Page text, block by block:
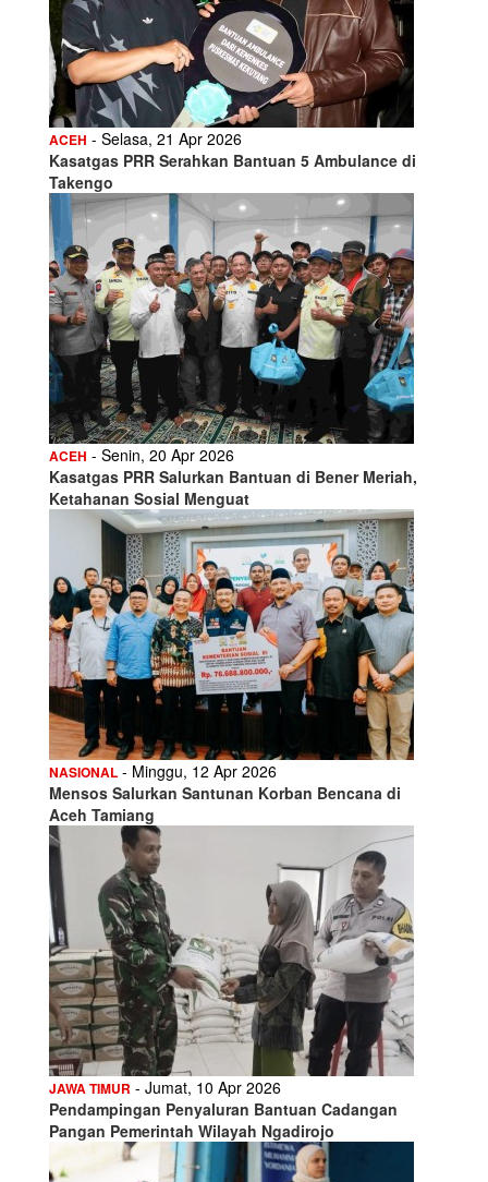
ACEH - Selasa, 21 Apr 2026
Kasatgas PRR Serahkan Bantuan 5 Ambulance di
Takengo
ACEH - Senin, 20 Apr 2026
Kasatgas PRR Salurkan Bantuan di Bener Meriah,
Ketahanan Sosial Menguat
NASIONAL - Minggu, 12 Apr 2026
Mensos Salurkan Santunan Korban Bencana di
Aceh Tamiang
JAWA TIMUR - Jumat, 10 Apr 2026
Pendampingan Penyaluran Bantuan Cadangan
Pangan Pemerintah Wilayah Ngadirojo